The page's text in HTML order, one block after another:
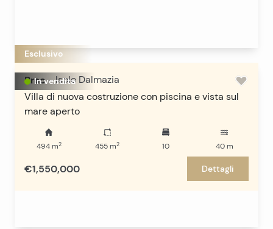
In vendita
Esclusivo
Brac - Isole Dalmazia
Villa di nuova costruzione con piscina e vista sul
mare aperto
494m2 455 m2 10 40m
€1,550,000 Dettagli